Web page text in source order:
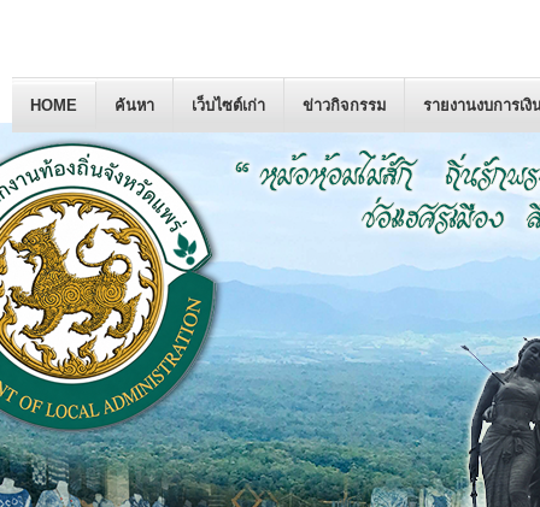
HOME ค้นหา เว็บไซต์เก่า ข่าวกิจกรรม รายงานงบการเงิ